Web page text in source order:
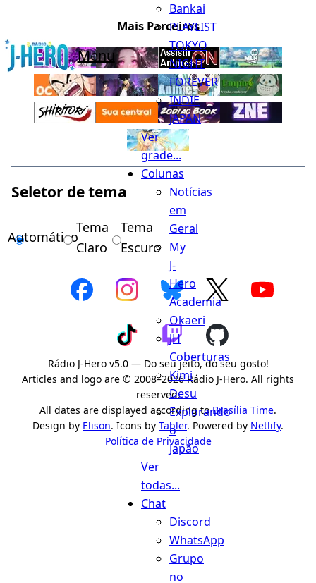
Menu
Bankai
PLAYLIST
TOKYO
NIGHT
FOREVER
INDIE
JAPAN
Ver
grade...
Colunas
Notícias
em
Geral
My
J-
Hero
Academia
Okaeri
JH
Coberturas
Kimi
Desu
Explorando
o
Japão
Ver
todas...
Chat
Discord
WhatsApp
Grupo
no
Mais Parceiros
Seletor de tema
Automático
Tema
Claro
Tema
Escuro
Rádio J-Hero v5.0 — Do seu jeito, do seu gosto!
Articles and logo are © 2008–2026 Rádio J-Hero. All rights
reserved.
All dates are displayed according toBrasília Time.
Design by Elison. Icons by Tabler. Powered by Netlify.
Política de Privacidade